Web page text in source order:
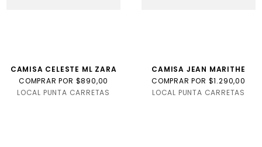
CAMISA CELESTE ML ZARA
COMPRAR POR $890,00
LOCAL PUNTA CARRETAS
CAMISA JEAN MARITHE
COMPRAR POR $1.290,00
LOCAL PUNTA CARRETAS